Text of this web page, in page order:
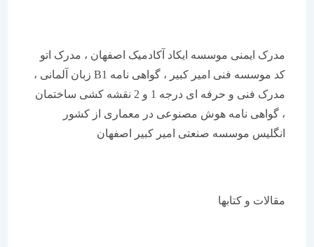
مدرک ایمنی موسسه ایکاد آکادمیک اصفهان ، مدرک اتو
کد موسسه فنی امیر کبیر ، گواهی نامه B1 زبان آلمانی ،
مدرک فنی و حرفه ای درجه 1 و 2 نقشه کشی ساختمان
، گواهی نامه هوش مصنوعی در معماری از کشور
انگلیس موسسه صنعتی امیر کبیر اصفهان
مقالات و کتابها